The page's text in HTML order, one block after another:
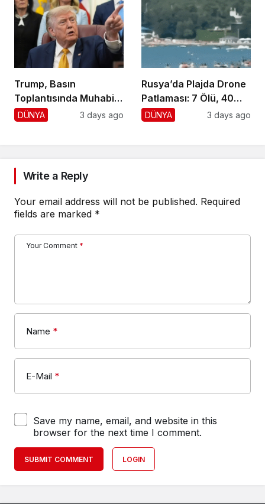
Trump, Basın
Toplantısında Muhabiri
Fena Yerden Aldı
DÜNYA 3 days ago
Rusya’da Plajda Drone
Patlaması: 7 Ölü, 40
Yaralı
DÜNYA 3 days ago
Write a Reply
Your email address will not be published. Required
fields are marked *
Your Comment *
Name *
E-Mail *
Save my name, email, and website in this
browser for the next time I comment.
SUBMIT COMMENT LOGIN